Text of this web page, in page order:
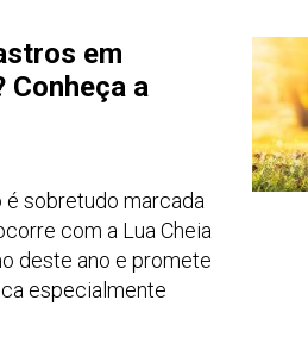
em
Conheça a
sobretudo marcada
com a Lua Cheia
deste ano e promete
especialmente